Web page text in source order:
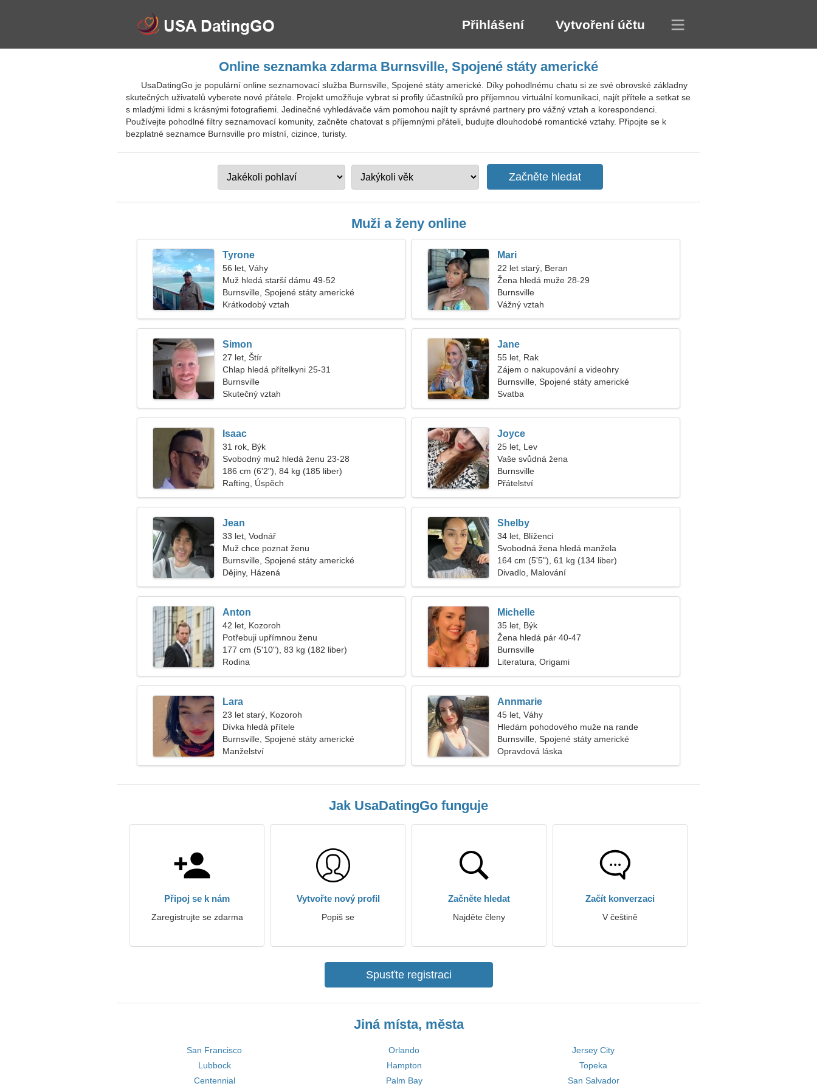
Přihlášení Vytvoření účtu
Online seznamka zdarma Burnsville, Spojené státy americké
UsaDatingGo je populární online seznamovací služba Burnsville, Spojené státy americké. Díky pohodlnému chatu si ze své obrovské základny
skutečných uživatelů vyberete nové přátele. Projekt umožňuje vybrat si profily účastníků pro příjemnou virtuální komunikaci, najít přítele a setkat se
s mladými lidmi s krásnými fotografiemi. Jedinečné vyhledávače vám pomohou najít ty správné partnery pro vážný vztah a korespondenci.
Používejte pohodlné filtry seznamovací komunity, začněte chatovat s příjemnými přáteli, budujte dlouhodobé romantické vztahy. Připojte se k
bezplatné seznamce Burnsville pro místní, cizince, turisty.
Muži a ženy online
Tyrone
56 let, Váhy
Muž hledá starší dámu 49-52
Burnsville, Spojené státy americké
Krátkodobý vztah
Mari
22 let starý, Beran
Žena hledá muže 28-29
Burnsville
Vážný vztah
Simon
27 let, Štír
Chlap hledá přítelkyni 25-31
Burnsville
Skutečný vztah
Jane
55 let, Rak
Zájem o nakupování a videohry
Burnsville, Spojené státy americké
Svatba
Isaac
31 rok, Býk
Svobodný muž hledá ženu 23-28
186 cm (6'2"), 84 kg (185 liber)
Rafting, Úspěch
Joyce
25 let, Lev
Vaše svůdná žena
Burnsville
Přátelství
Jean
33 let, Vodnář
Muž chce poznat ženu
Burnsville, Spojené státy americké
Dějiny, Házená
Shelby
34 let, Blíženci
Svobodná žena hledá manžela
164 cm (5'5"), 61 kg (134 liber)
Divadlo, Malování
Anton
42 let, Kozoroh
Potřebuji upřímnou ženu
177 cm (5'10"), 83 kg (182 liber)
Rodina
Michelle
35 let, Býk
Žena hledá pár 40-47
Burnsville
Literatura, Origami
Lara
23 let starý, Kozoroh
Dívka hledá přítele
Burnsville, Spojené státy americké
Manželství
Annmarie
45 let, Váhy
Hledám pohodového muže na rande
Burnsville, Spojené státy americké
Opravdová láska
Jak UsaDatingGo funguje
Připoj se k nám
Zaregistrujte se zdarma
Vytvořte nový profil
Popiš se
Začněte hledat
Najděte členy
Začít konverzaci
V češtině
Spusťte registraci
Jiná místa, města
San Francisco Orlando
Jersey City
Lubbock
Hampton
Topeka
Centennial
Palm Bay San Salvador